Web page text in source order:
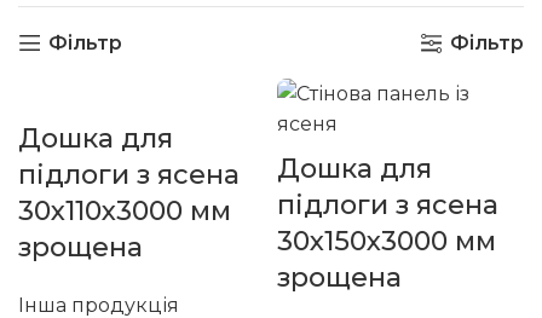
Фільтр Фільтр
Дошка для
підлоги з ясена
30х110х3000 мм
зрощена
Інша продукція
Дошка для
підлоги з ясена
30х150х3000 мм
зрощена